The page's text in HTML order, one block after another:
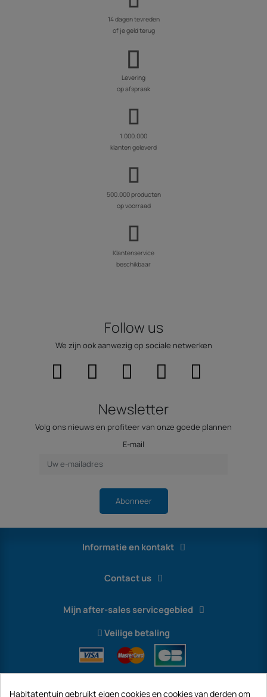
14 dagen tevreden
of je geld terug
Levering
op afspraak
1.000.000
klanten geleverd
500.000 producten
op voorraad
Klantenservice
beschikbaar
Follow us
We zijn ook aanwezig op sociale netwerken
Newsletter
Volg ons nieuws en profiteer van onze goede plannen
E-mail
Abonneer
Informatie en kontakt
Contact us
Mijn after-sales servicegebied
Veilige betaling
Habitatentuin gebruikt eigen cookies en cookies van derden om